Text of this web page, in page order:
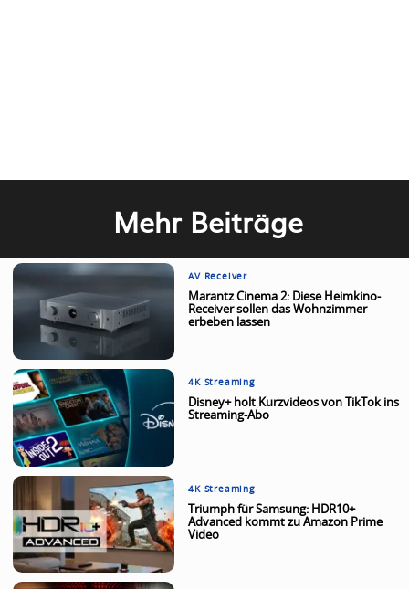
Mehr Beiträge
AV Receiver
Marantz Cinema 2: Diese Heimkino-
Receiver sollen das Wohnzimmer
erbeben lassen
4K Streaming
Disney+ holt Kurzvideos von TikTok ins
Streaming-Abo
4K Streaming
Triumph für Samsung: HDR10+
Advanced kommt zu Amazon Prime
Video